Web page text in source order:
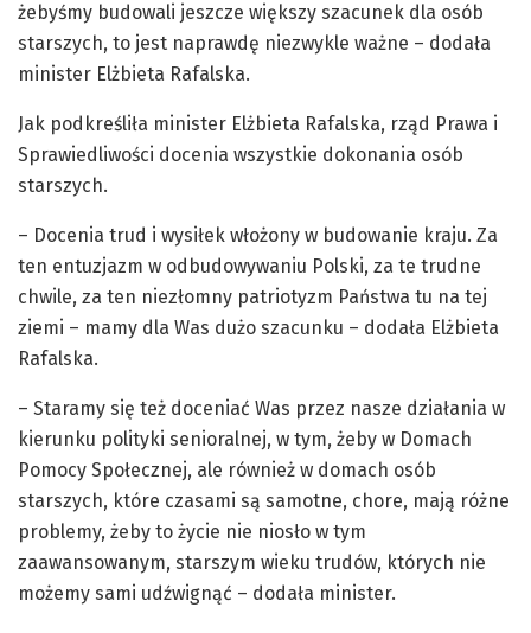
żebyśmy budowali jeszcze większy szacunek dla osób
starszych, to jest naprawdę niezwykle ważne – dodała
minister Elżbieta Rafalska.
Jak podkreśliła minister Elżbieta Rafalska, rząd Prawa i
Sprawiedliwości docenia wszystkie dokonania osób
starszych.
– Docenia trud i wysiłek włożony w budowanie kraju. Za
ten entuzjazm w odbudowywaniu Polski, za te trudne
chwile, za ten niezłomny patriotyzm Państwa tu na tej
ziemi – mamy dla Was dużo szacunku – dodała Elżbieta
Rafalska.
– Staramy się też doceniać Was przez nasze działania w
kierunku polityki senioralnej, w tym, żeby w Domach
Pomocy Społecznej, ale również w domach osób
starszych, które czasami są samotne, chore, mają różne
problemy, żeby to życie nie niosło w tym
zaawansowanym, starszym wieku trudów, których nie
możemy sami udźwignąć – dodała minister.